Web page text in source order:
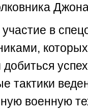
в
тактики
военную